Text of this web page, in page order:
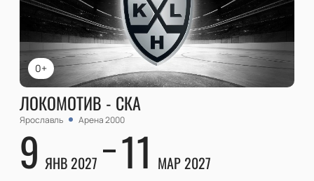
0+
ЛОКОМОТИВ - СКА
Ярославль Арена 2000
9 ЯНВ 2027 11 МАР 2027